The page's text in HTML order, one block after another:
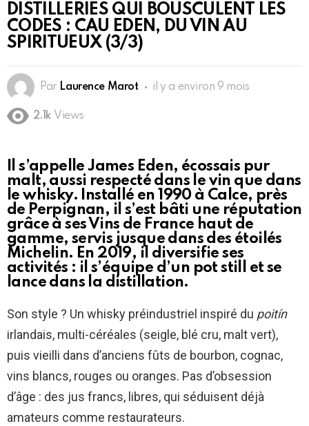
DISTILLERIES QUI BOUSCULENT LES
CODES : CAU EDEN, DU VIN AU
SPIRITUEUX (3/3)
Par Laurence Marot il y a environ 9 mois
2.1k Views
Il s’appelle James Eden, écossais pur
malt, aussi respecté dans le vin que dans
le whisky. Installé en 1990 à Calce, près
de Perpignan, il s’est bâti une réputation
grâce à ses Vins de France haut de
gamme, servis jusque dans des étoilés
Michelin. En 2019, il diversifie ses
activités : il s’équipe d’un pot still et se
lance dans la distillation.
Son style ? Un whisky préindustriel inspiré du poitín
irlandais, multi-céréales (seigle, blé cru, malt vert),
puis vieilli dans d’anciens fûts de bourbon, cognac,
vins blancs, rouges ou oranges. Pas d’obsession
d’âge : des jus francs, libres, qui séduisent déjà
amateurs comme restaurateurs.